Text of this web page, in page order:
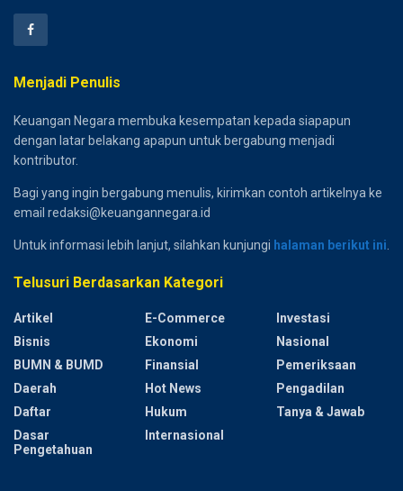
Menjadi Penulis
Keuangan Negara membuka kesempatan kepada siapapun
dengan latar belakang apapun untuk bergabung menjadi
kontributor.
Bagi yang ingin bergabung menulis, kirimkan contoh artikelnya ke
email redaksi@keuangannegara.id
Untuk informasi lebih lanjut, silahkan kunjungi halaman berikut ini
Telusuri Berdasarkan Kategori
Artikel
Bisnis
BUMN & BUMD
Daerah
Daftar
Dasar
Pengetahuan
E-Commerce
Ekonomi
Finansial
Hot News
Hukum
Internasional
Investasi
Nasional
Pemeriksaan
Pengadilan
Tanya & Jawab